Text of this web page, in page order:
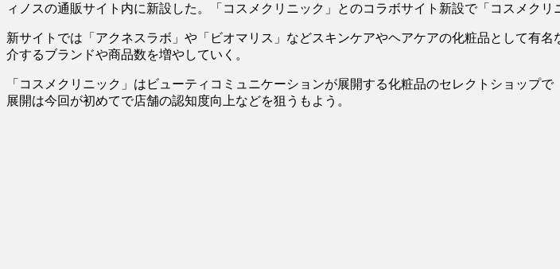
ィノスの通販サイト内に新設した。「コスメクリニック」とのコラボサイト新設で「コスメク
新サイトでは「アクネスラボ」や「ビオマリス」などスキンケアやヘアケアの化粧品として有
介するブランドや商品数を増やしていく。
「コスメクリニック」はビューティコミュニケーションが展開する化粧品のセレクトショップ
展開は今回が初めてで店舗の認知度向上などを狙うもよう。